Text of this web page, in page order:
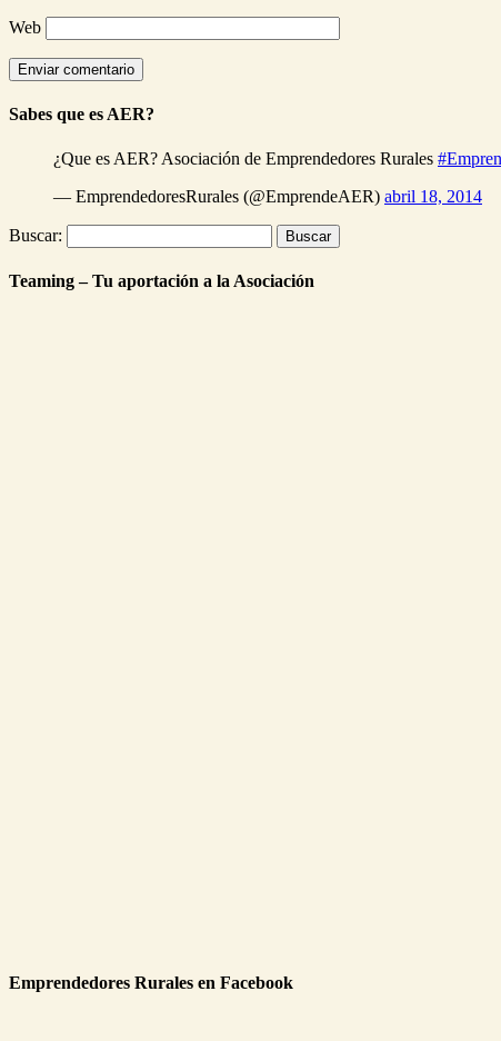
Web
Sabes que es AER?
¿Que es AER? Asociación de Emprendedores Rurales
— EmprendedoresRurales (@EmprendeAER) abril 18, 2014
Buscar:
Teaming – Tu aportación a la Asociación
Emprendedores Rurales en Facebook